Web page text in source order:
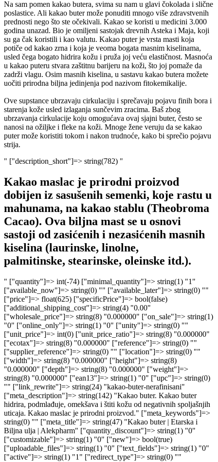
Na sam pomen kakao butera, svima su nam u glavi čokolada i slične
poslastice. Ali kakao buter može ponuditi mnogo više zdravstvenih
prednosti nego što ste očekivali. Kakao se koristi u medicini 3.000
godina unazad. Bio je omiljeni sastojak drevnih Asteka i Maja, koji
su ga čak koristili i kao valutu. Kakao puter je vrsta masti koja
potiče od kakao zrna i koja je veoma bogata masnim kiselinama,
usled čega bogato hidrira kožu i pruža joj veću elastičnost. Masnoća
u kakao puteru stvara zaštitnu barijeru na koži, što joj pomaže da
zadrži vlagu. Osim masnih kiselina, u sastavu kakao butera možete
uočiti prirodna biljna jedinjenja pod nazivom fitokemikalije.
Ove supstance ubrzavaju cirkulaciju i sprečavaju pojavu finih bora i
starenja kože usled izlaganja sunčevim zracima. Baš zbog
ubrzavanja cirkulacije koju omogućava ovaj sjajni buter, često se
nanosi na ožiljke i fleke na koži. Mnoge žene veruju da se kakao
puter može koristiti tokom i nakon trudnoće, kako bi sprečio pojavu
strija.
" ["description_short"]=> string(782) "
Kakao maslac je prirodni proizvod
dobijen iz sasušenih semenki, koje rastu u
mahunama, na kakao stablu (Theobroma
Cacao). Ova biljna mast se u osnovi
sastoji od zasićenih i nezasićenih masnih
kiselina (laurinske, linolne,
palmitinske, stearinske, oleinske itd.).
" ["quantity"]=> int(-74) ["minimal_quantity"]=> string(1) "1" ["available_now"]=> string(0) "" ["available_later"]=> string(0) "" ["price"]=> float(625) ["specificPrice"]=> bool(false) ["additional_shipping_cost"]=> string(4) "0.00" ["wholesale_price"]=> string(8) "0.000000" ["on_sale"]=> string(1) "0" ["online_only"]=> string(1) "0" ["unity"]=> string(0) "" ["unit_price"]=> int(0) ["unit_price_ratio"]=> string(8) "0.000000" ["ecotax"]=> string(8) "0.000000" ["reference"]=> string(0) "" ["supplier_reference"]=> string(0) "" ["location"]=> string(0) "" ["width"]=> string(8) "0.000000" ["height"]=> string(8) "0.000000" ["depth"]=> string(8) "0.000000" ["weight"]=> string(8) "0.000000" ["ean13"]=> string(1) "0" ["upc"]=> string(0) "" ["link_rewrite"]=> string(24) "kakao-buter-nerafinisani" ["meta_description"]=> string(142) "Kakao buter. Kakao buter hidrira, podmlađuje, omekšava i štiti kožu od negativnih spoljašnjih uticaja. Kakao maslac je prirodni proizvod." ["meta_keywords"]=> string(0) "" ["meta_title"]=> string(47) "Kakao buter | Etarska i Biljna ulja | Alekpharm" ["quantity_discount"]=> string(1) "0" ["customizable"]=> string(1) "0" ["new"]=> bool(true) ["uploadable_files"]=> string(1) "0" ["text_fields"]=> string(1) "0" ["active"]=> string(1) "1" ["redirect_type"]=> string(0) "" ["id_product_redirected"]=> string(1) "0" ["available_for_order"]=> string(1) "1" ["available_date"]=> string(10) "0000-00-00" ["condition"]=> string(3) "new" ["show_price"]=> string(1) "1" ["indexed"]=> string(1) "1" ["visibility"]=> string(4) "both" ["date_add"]=> string(19) "2026-03-28 00:06:15" ["date_upd"]=> string(19) "2026-03-28 00:09:45" ["tags"]=> array(1) { [7]=> array(2) { [0]=> string(11) "kakao buter" [1]=> string(12) "nerafinisani" } } ["base_price"]=> string(8) "0.000000" ["id_tax_rules_group"]=> string(2) "54" ["id_color_default"]=> int(0) ["advanced_stock_management"]=> string(1) "0" ["out_of_stock"]=> int(2) ["depends_on_stock"]=> bool(false) ["isFullyLoaded"]=> bool(true) ["cache_is_pack"]=> string(1) "0" ["cache_has_attachments"]=> string(1) "0" ["is_virtual"]=> string(1) "0" ["id_pack_product_attribute"]=> NULL ["cache_default_attribute"]=> string(5) "28719" ["category"]=> string(6) "buteri" ["pack_stock_type"]=> string(1) "3" ["webserviceParameters":protected]=> array(4) { ["objectMethods"]=> array(2) { ["add"]=> string(5) "addWs" ["update"]=> string(8) "updateWs" } ["objectNodeNames"]=> string(8) "products" ["fields"]=> array(12) { ["id_manufacturer"]=> array(1) { ["xlink_resource"]=> string(13) "manufacturers" } ["id_supplier"]=> array(1) { ["xlink_resource"]=> string(9) "suppliers" } ["id_category_default"]=> array(1) { ["xlink_resource"]=> string(10) "categories" } ["new"]=> array(0) { } ["cache_default_attribute"]=> array(0) { } ["id_default_image"]=> array(3) { ["getter"]=> string(10) "getCoverWs" ["setter"]=> string(10) "setCoverWs" ["xlink_resource"]=> array(2) { ["resourceName"]=> string(6) "images" ["subResourceName"]=> string(8) "products" } } ["id_default_combination"]=> array(3) { ["getter"]=> string(23) "getWsDefaultCombination" ["setter"]=> string(23) "setWsDefaultCombination" ["xlink_resource"]=> array(1) { ["resourceName"]=> string(12) "combinations" } } ["id_tax_rules_group"]=> array(1) { ["xlink_resource"]=> array(1) { ["resourceName"]=> string(15) "tax_rule_groups" } } ["position_in_category"]=> array(2) { ["getter"]=> string(23) "getWsPositionInCategory" ["setter"]=> string(23) "setWsPositionInCategory" } ["manufacturer_name"]=> array(2) { ["getter"]=> string(21) "getWsManufacturerName" ["setter"]=> bool(false) } ["quantity"]=> array(2) { ["getter"]=> bool(false) ["setter"]=> bool(false) } ["type"]=> array(2) { ["getter"]=> string(9) "getWsType" ["setter"]=> string(9) "setWsType" } } ["associations"]=> array(9) { ["categories"]=> array(2) { ["resource"]=> string(8) "category" ["fields"]=> array(1) { ["id"]=> array(1) { ["required"]=> bool(true) } } } ["images"]=> array(2) { ["resource"]=> string(5) "image" ["fields"]=> array(1) { ["id"]=> array(0) { } } } ["combinations"]=> array(2) { ["resource"]=> string(11) "combination" ["fields"]=> array(1) { ["id"]=> array(1) { ["required"]=> bool(true) } } } ["product_option_values"]=> array(2) { ["resource"]=> string(20) "product_option_value" ["fields"]=> array(1) { ["id"]=> array(1) { ["required"]=> bool(true) } } } ["product_features"]=> array(2) { ["resource"]=> string(15) "product_feature" ["fields"]=> array(2) { ["id"]=> array(1) { ["required"]=> bool(true) } ["id_feature_value"]=> array(2) { ["required"]=> bool(true) ["xlink_resource"]=> string(22) "product_feature_values" } } } ["tags"]=> array(2) { ["resource"]=> string(3) "tag" ["fields"]=> array(1) { ["id"]=> array(1) { ["required"]=> bool(true) } } } ["stock_availables"]=> array(3) { ["resource"]=> string(15) "stock_available" ["fields"]=> array(2) { ["id"]=> array(1) { ["required"]=> bool(true) } ["id_product_attribute"]=> array(1) { ["required"]=> bool(true) } } ["setter"]=> bool(false) } ["accessories"]=> array(3) { ["resource"]=> string(7) "product" ["api"]=> string(8) "products" ["fields"]=> array(1) { ["id"]=> array(2) { ["required"]=> bool(true) ["xlink_resource"]=> string(7) "product" } } } ["product_bundle"]=> array(3) { ["resource"]=> string(7) "product" ["api"]=> string(8) "products" ["fields"]=> array(2) { ["id"]=> array(1) { ["required"]=> bool(true) } ["quantity"]=> array(0) { } } } } } ["id"]=> int(2331) ["id_lang":protected]=> int(7) ["id_shop":protected]=> int(1) ["id_shop_list"]=> NULL ["get_shop_from_context":protected]=> bool(false) ["table":protected]=> string(7) "product" ["identifier":protected]=> string(10) "id_product" ["fieldsRequired":protected]=> array(1) { [0]=> string(5) "price" } ["fieldsSize":protected]=> array(6) { ["reference"]=> int(200) ["supplier_reference"]=> int(32) ["location"]=> int(64) ["ean13"]=> int(13) ["upc"]=> int(12) ["second_reference"]=> int(200) } ["fieldsValidate":protected]=> array(43) { ["id_shop_default"]=> string(12) "isUnsignedId" ["id_manufacturer"]=> string(12) "isUnsignedId" ["id_supplier"]=> string(12) "isUnsignedId" ["reference"]=> string(11) "isReference" ["supplier_reference"]=> string(11) "isReference" ["location"]=> string(11) "isReference" ["width"]=> string(15) "isUnsignedFloat" ["height"]=> string(15) "isUnsignedFloat" ["depth"]=> string(15) "isUnsignedFloat" ["weight"]=> string(15) "isUnsignedFloat" ["quantity_discount"]=> string(6) "isBool" ["ean13"]=> string(7) "isEan13" ["upc"]=> string(5) "isUpc" ["cache_is_pack"]=> string(6) "isBool" ["cache_has_attachments"]=> string(6) "isBool" ["is_virtual"]=> string(6) "isBool" ["id_category_default"]=> string(12) "isUnsignedId" ["id_tax_rules_group"]=> string(12) "isUnsignedId" ["on_sale"]=> string(6) "isBool" ["online_only"]=> string(6) "isBool" ["ecotax"]=> string(7) "isPrice" ["minimal_quantity"]=> string(13) "isUnsignedInt" ["price"]=> string(7) "isPrice" ["wholesale_price"]=> string(7) "isPrice" ["unity"]=> string(8) "isString" ["additional_shipping_cost"]=> string(7) "isPrice" ["customizable"]=> string(13) "isUnsignedInt" ["text_fields"]=> string(13) "isUnsignedInt" ["uploadable_files"]=> string(13) "isUnsignedInt" ["active"]=> string(6) "isBool" ["redirect_type"]=> string(8) "isString" ["id_product_redirected"]=> string(12) "isUnsignedId" ["available_for_order"]=> string(6) "isBool" ["available_date"]=> string(12) "isDateFormat" ["condition"]=> string(13) "isGenericName" ["show_price"]=> string(6) "isBool" ["indexed"]=> string(6) "isBool" ["visibility"]=> string(19) "isProductVisibility" ["advanced_stock_management"]=> string(6) "isBool" ["date_add"]=> string(6) "isDate" ["date_upd"]=> string(6) "isDate" ["pack_stock_type"]=> string(13) "isUnsignedInt" ["second_reference"]=> string(13) "isGenericName" } ["fieldsRequiredLang":protected]=> array(2) { [0]=> string(12) "link_rewrite" [1]=> string(4) "name" } ["fieldsSizeLang":protected]=> array(7) { ["meta_description"]=> int(255) ["meta_keywords"]=> int(255) ["meta_title"]=> int(128) ["link_rewrite"]=> int(128) ["name"]=> int(128) ["available_now"]=> int(255) ["available_later"]=> int(255) } ["fieldsValidateLang":protected]=> array(9) { ["meta_description"]=> string(13) "isGenericName" ["meta_keywords"]=> string(13) "isGenericName" ["meta_title"]=> string(13) "isGenericName" ["link_rewrite"]=> string(13) "isLinkRewrite" ["name"]=> string(13) "isCatalogName" ["description"]=> string(11) "isCleanHtml" ["description_short"]=> string(11) "isCleanHtml" ["available_now"]=> string(13) "isGenericName" ["available_later"]=> string(13) "IsGenericName" } ["tables":protected]=> array(0) { } ["image_dir":protected]=> NULL ["image_format":protected]=> string(3) "jpg" ["def":protected]=> array(7) { ["table"]=> string(7) "product" ["primary"]=> string(10) "id_product" ["multilang"]=> bool(true) ["multilang_shop"]=> bool(true) ["fields"]=> array(54) { ["id_shop_default"]=> array(2) { ["type"]=> int(1) ["validate"]=> string(12) "isUnsignedId" } ["id_manufacturer"]=> array(2) { ["type"]=> int(1) ["validate"]=> string(12) "isUnsignedId" } ["id_supplier"]=> array(2) { ["type"]=> int(1) ["validate"]=> string(12) "isUnsignedId" } ["reference"]=> array(3) { ["type"]=> int(3) ["validate"]=> string(11) "isReference" ["size"]=> int(200) } ["supplier_reference"]=> array(3) { ["type"]=> int(3) ["validate"]=> string(11) "isReference" ["size"]=> int(32) } ["location"]=> array(3) { ["type"]=> int(3) ["validate"]=> string(11) "isReference" ["size"]=> int(64) } ["width"]=> array(2) { ["type"]=> int(4) ["validate"]=> string(15) "isUnsignedFloat" } ["height"]=> array(2) { ["type"]=> int(4) ["validate"]=> string(15) "isUnsignedFloat" } ["depth"]=> array(2) { ["type"]=> int(4) ["validate"]=> string(15) "isUnsignedFloat" } ["weight"]=> array(2) { ["type"]=> int(4) ["validate"]=> string(15) "isUnsignedFloat" } ["quantity_discount"]=> array(2) { ["type"]=> int(2) ["validate"]=> string(6) "isBool" } ["ean13"]=> array(3) { ["type"]=> int(3) ["validate"]=> stri